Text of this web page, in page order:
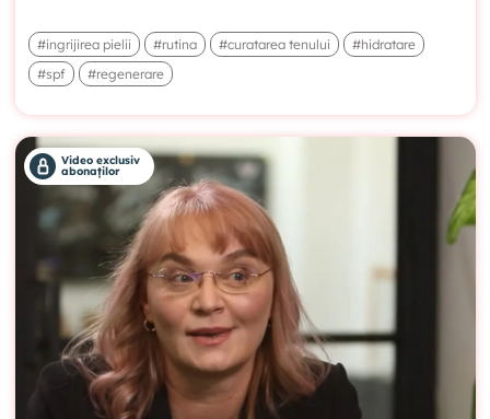
#ingrijirea pielii #rutina #curatarea tenului
#hidratare
#spf
#regenerare
Video exclusiv
abonaților